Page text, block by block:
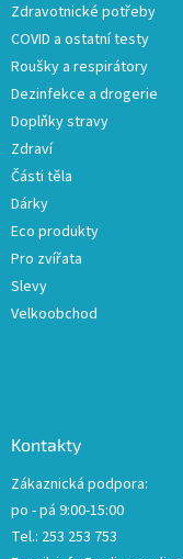
Zdravotnické potřeby
COVID a ostatní testy
Roušky a respirátory
Dezinfekce a drogerie
Doplňky stravy
Zdraví
Části těla
Dárky
Eco produkty
Pro zvířata
Slevy
Velkoobchod
Kontakty
Zákaznická podpora:
po - pá 9:00-15:00
Tel.: 253 253 753